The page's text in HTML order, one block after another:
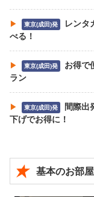
東京(成田)発
レンタ
べる！
東京(成田)発
お得で
ラン
東京(成田)発
間際出
下げでお得に！
基本のお部